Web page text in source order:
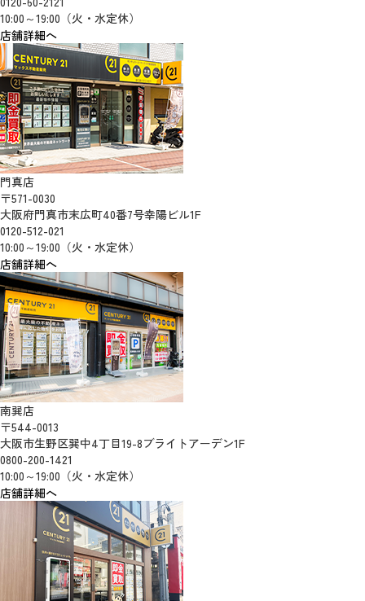
10:00～19:00（火・水定休）
店舗詳細へ
門真店
〒571-0030
大阪府門真市末広町40番7号幸陽ビル1F
0120-512-021
10:00～19:00（火・水定休）
店舗詳細へ
南巽店
〒544-0013
大阪市生野区巽中4丁目19-8ブライトアーデン1F
0800-200-1421
10:00～19:00（火・水定休）
店舗詳細へ